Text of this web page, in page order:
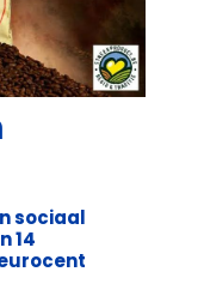
sociaal
14